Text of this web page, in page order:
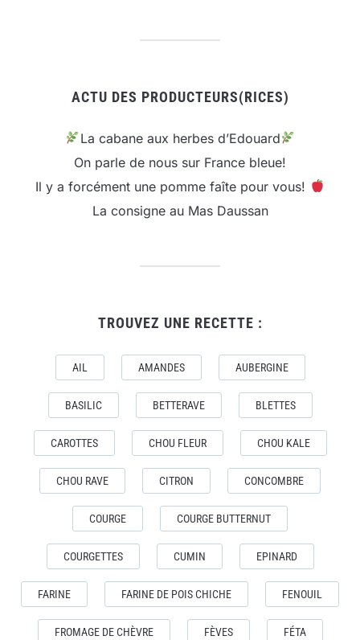
ACTU DES PRODUCTEURS(RICES)
La cabane aux herbes d’Edouard
On parle de nous sur France bleue!
Il y a forcément une pomme faîte pour vous!
La consigne au Mas Daussan
TROUVEZ UNE RECETTE :
AIL AMANDES AUBERGINE
BASILIC BETTERAVE BLETTES
CAROTTES CHOU FLEUR CHOU KALE
CHOU RAVE CITRON CONCOMBRE
COURGE COURGE BUTTERNUT
COURGETTES CUMIN EPINARD
FARINE FARINE DE POIS CHICHE FENOUIL
FROMAGE DE CHÈVRE FÈVES FÉTA